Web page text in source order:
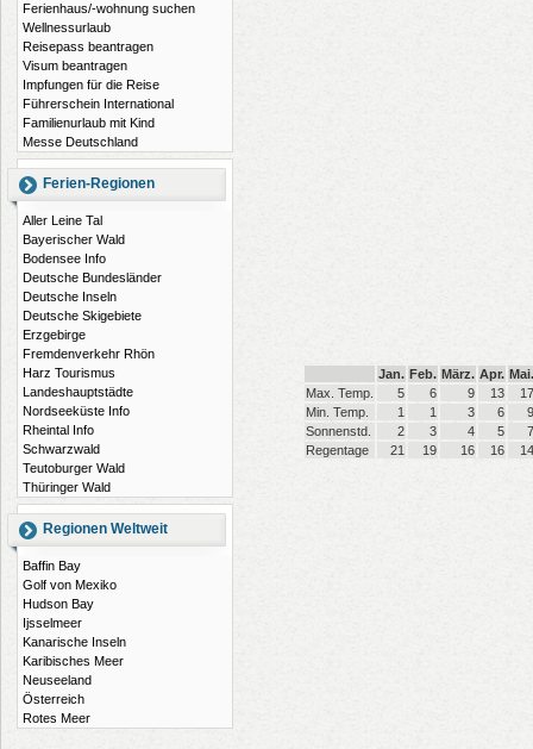
Ferienhaus/-wohnung suchen
Wellnessurlaub
Reisepass beantragen
Visum beantragen
Impfungen für die Reise
Führerschein International
Familienurlaub mit Kind
Messe Deutschland
Ferien-Regionen
Aller Leine Tal
Bayerischer Wald
Bodensee Info
Deutsche Bundesländer
Deutsche Inseln
Deutsche Skigebiete
Erzgebirge
Fremdenverkehr Rhön
Harz Tourismus
Landeshauptstädte
Nordseeküste Info
Rheintal Info
Schwarzwald
Teutoburger Wald
Thüringer Wald
Regionen Weltweit
Baffin Bay
Golf von Mexiko
Hudson Bay
Ijsselmeer
Kanarische Inseln
Karibisches Meer
Neuseeland
Österreich
Rotes Meer
Jan. Feb. März. Apr. Mai.
Max. Temp.
5 6 9 13
17
Min. Temp.
1 1 3 6
9
Sonnenstd.
2 3 4 5
7
Regentage
21 19 16 16 14